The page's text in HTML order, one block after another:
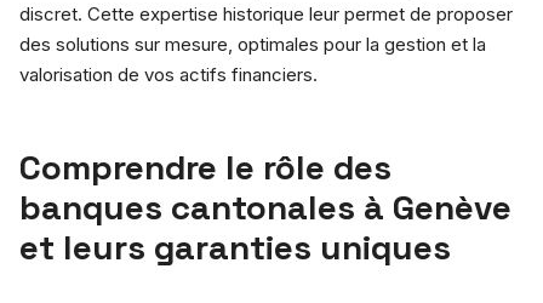
discret. Cette expertise historique leur permet de proposer
des solutions sur mesure, optimales pour la gestion et la
valorisation de vos actifs financiers.
Comprendre le rôle des
banques cantonales à Genève
et leurs garanties uniques